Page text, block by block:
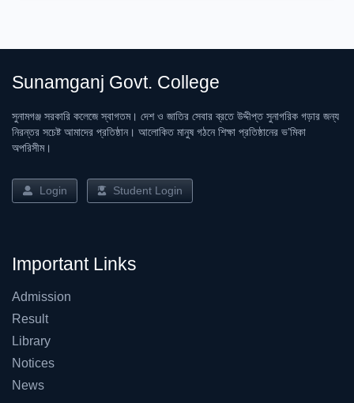
Sunamganj Govt. College
সুনামগঞ্জ সরকারি কলেজে স্বাগতম। দেশ ও জাতির সেবার ব্রতে উদ্দীপ্ত সুনাগরিক গড়ার জন্য
নিরন্তর সচেষ্ট আমাদের প্রতিষ্ঠান। আলোকিত মানুষ গঠনে শিক্ষা প্রতিষ্ঠানের ভ’মিকা
অপরিসীম।
Login Student Login
Important Links
Admission
Result
Library
Notices
News